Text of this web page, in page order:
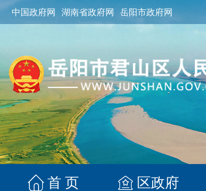
中国政府网 湖南省政府网 岳阳市政府网
首 页 区政府